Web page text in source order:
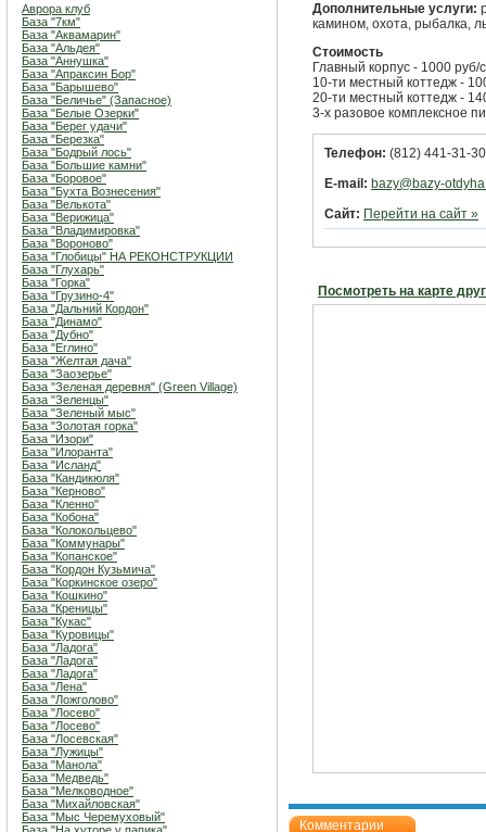
Аврора клуб
База "7км"
База "Аквамарин"
База "Альдея"
База "Аннушка"
База "Апраксин Бор"
База "Барышево"
База "Беличье" (Запасное)
База "Белые Озерки"
База "Берег удачи"
База "Березка"
База "Бодрый лось"
База "Большие камни"
База "Боровое"
База "Бухта Вознесения"
База "Велькота"
База "Верижица"
База "Владимировка"
База "Вороново"
База "Глобицы" НА РЕКОНСТРУКЦИИ
База "Глухарь"
База "Горка"
База "Грузино-4"
База "Дальний Кордон"
База "Динамо"
База "Дубно"
База "Еглино"
База "Желтая дача"
База "Заозерье"
База "Зеленая деревня" (Green Village)
База "Зеленцы"
База "Зеленый мыс"
База "Золотая горка"
База "Изори"
База "Илоранта"
База "Исланд"
База "Кандикюля"
База "Керново"
База "Кленно"
База "Кобона"
База "Колокольцево"
База "Коммунары"
База "Копанское"
База "Кордон Кузьмича"
База "Коркинское озеро"
База "Кошкино"
База "Креницы"
База "Кукас"
База "Куровицы"
База "Ладога"
База "Ладога"
База "Ладога"
База "Лена"
База "Ложголово"
База "Лосево"
База "Лосево"
База "Лосевская"
База "Лужицы"
База "Манола"
База "Медведь"
База "Мелководное"
База "Михайловская"
База "Мыс Черемуховый"
Дополнительные услуги:
камином, охота, рыбалка,
Стоимость
Главный корпус - 1000 руб/
10-ти местный коттедж -
20-ти местный коттедж -
3-х разовое комплексное
Телефон: (812) 441-31-
E-mail: bazy@bazy-
Сайт: Перейти на сайт »
Посмотреть на карте
Комментарии